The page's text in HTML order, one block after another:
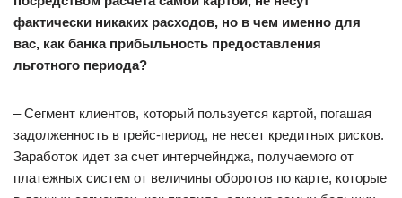
фактически никаких расходов, но в чем именно для
вас, как банка прибыльность предоставления
льготного периода?
– Сегмент клиентов, который пользуется картой, погашая
задолженность в грейс-период, не несет кредитных рисков.
Заработок идет за счет интерчейнджа, получаемого от
платежных систем от величины оборотов по карте, которые